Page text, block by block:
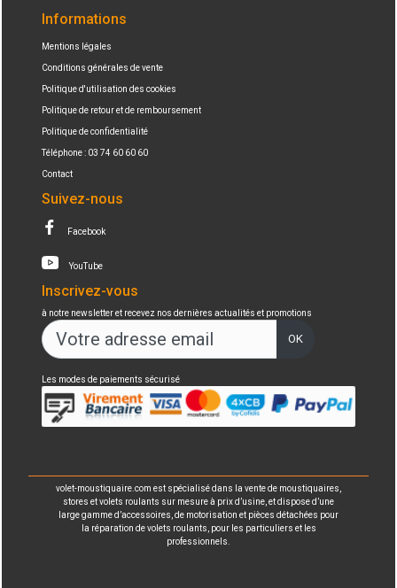
Informations
Mentions légales
Conditions générales de vente
Politique d'utilisation des cookies
Politique de retour et de remboursement
Politique de confidentialité
Téléphone : 03 74 60 60 60
Contact
Suivez-nous
Facebook
YouTube
Inscrivez-vous
à notre newsletter et recevez nos dernières actualités et promotions
OK
Les modes de paiements sécurisé
volet-moustiquaire.com est spécialisé dans la vente de moustiquaires,
stores et volets roulants sur mesure à prix d’usine, et dispose d’une
large gamme d’accessoires, de motorisation et pièces détachées pour
la réparation de volets roulants, pour les particuliers et les
professionnels.